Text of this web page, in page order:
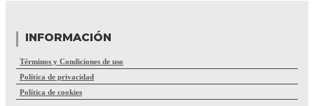
INFORMACIÓN
Términos y Condiciones de uso
Política de privacidad
Política de cookies